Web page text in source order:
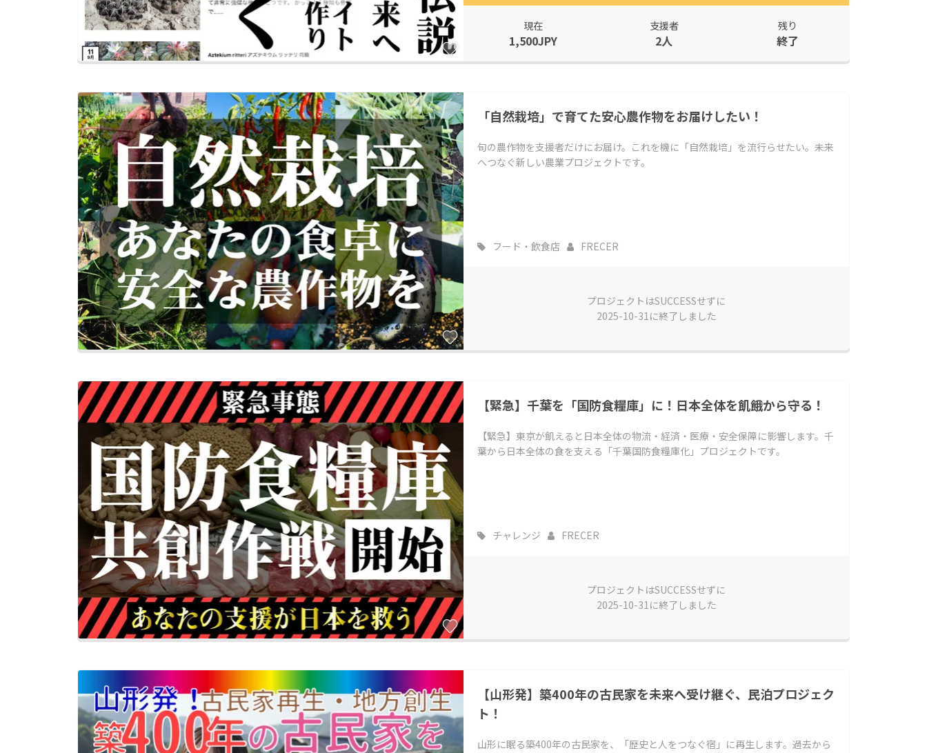
現在
1,500JPY
支援者
2人
残り
終了
「自然栽培」で育てた安心農作物をお届けしたい！
旬の農作物を支援者だけにお届け。これを機に「自然栽培」を流行らせたい。未来
へつなぐ新しい農業プロジェクトです。
フード・飲食店 FRECER
プロジェクトはSUCCESSせずに
2025-10-31に終了しました
【緊急】千葉を「国防食糧庫」に！日本全体を飢餓から守る！
【緊急】東京が飢えると日本全体の物流・経済・医療・安全保障に影響します。千
葉から日本全体の食を支える「千葉国防食糧庫化」プロジェクトです。
チャレンジ FRECER
プロジェクトはSUCCESSせずに
2025-10-31に終了しました
【山形発】築400年の古民家を未来へ受け継ぐ、民泊プロジェク
ト！
山形に眠る築400年の古民家を、「歴史と人をつなぐ宿」に再生します。過去から